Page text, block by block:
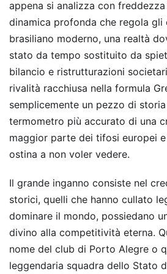
appena si analizza con
dinamica profonda che regola gli
brasiliano moderno, una realtà
stato da tempo sostituito da
bilancio e ristrutturazioni
rivalità racchiusa nella formula
semplicemente un pezzo di
termometro più accurato di una
maggior parte dei tifosi europei
ostina a non voler vedere.
Il grande inganno consiste nel
storici, quelli che hanno cullato
dominare il mondo, possiedano
divino alla competitività eterna.
nome del club di Porto Alegre o
leggendaria squadra dello Stato